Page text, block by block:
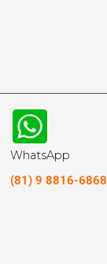
WhatsApp
(81) 9 8816-6868